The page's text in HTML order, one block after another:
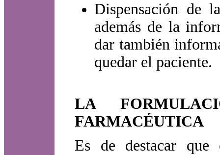
Dispensación de
además de la
dar también
quedar el paciente.
LA
FARMACÉUTICA
Es de destacar